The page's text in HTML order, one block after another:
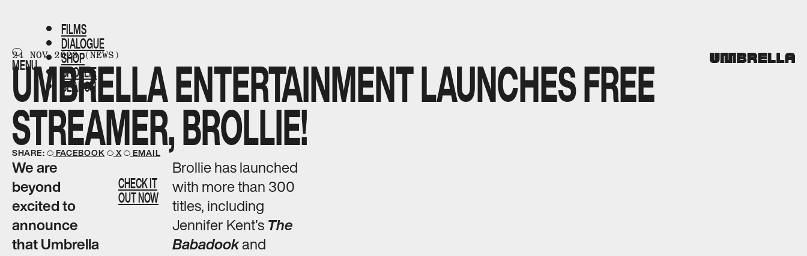
MENU
FILMS​​​​‌ ‍ ​‍​‍‌‍ ‌ ​‍‌‍‍‌‌‍‌ ‌‍‍‌‌‍ ‍​‍​‍​ ‍‍​‍​‍‌ ​ ‌‍​‌‌‍ ‍‌‍‍‌‌ ‌​‌ ‍‌​‍ ‍‌‍‍‌‌‍ ​‍​‍​‍ ​​‍​‍‌‍‍​‌ ​‍‌‍‌‌‌‍‌‍​‍​‍​ ‍‍​‍​‍‌‍‍​‌ ‌​‌ ‌​‌ ​​‌ ​ ​ ‍‍​‍ ​‍ ‌ ‌‌‌‍ ‌‌‍​‍‌ ​‍‌‍‌‌‌‍ ​‌‍ ​‌‍​‌​‍ ‍‌ ​ ‌‍​‌‌‍ ‍‌‍‍‌‌ ‌​‌ ‍‌​‍ ‍‌ ​ ‌ ‌​‌ ‌‌‌‍‌​‌‍‍‌‌‍ ​‍ ‌‍‍‌‌‍ ‍‌ ‌​‌‍‌‌‌‍ ‍‌ ‌​​‍ ‌‍‌‌‌‍‌​‌‍‍‌‌ ‌​​‍ ‌‍ ‌‌‍ ‌‍‌​‌‍‌‌​ ‌‌ ​​‌ ​‍‌‍‌‌‌ ​ ‌‍‌‌‌‍ ‍‌ ‌​‌‍​‌‌ ‌​‌‍‍‌‌‍ ‌‍ ‍​ ‍ ‌‍‍‌‌‍‌​​ ‌‌ ​ ‌‍‍‌‌ ‌​‌‍‌‌‌‌​ ‌‍‌‌‌ ‌​‌ ‌​‌‍‍‌‌‍ ‍‌‍‌ ‌ ​ ​ ‍ ‌ ‌​‌ ‍‌‌ ​​‌‍‌‌​ ‌‌ ​ ‌‍‍‌‌ ‌​‌‍‌‌‌‌​ ‌‍‌‌‌ ‌​‌ ‌​‌‍‍‌‌‍ ‍‌‍‌ ‌ ​ ​ ‍ ‌ ​​‌‍​‌‌ ‌​‌‍‍​​ ‌‌‍ ‌‌‍​‌‌‍‍‌‌‍ ‍‌​ ‍‌‍​‌‌ ‌‍‌‍‍‌‌‍‌ ‌‍​‌‌ ‌​‌‍‍‌‌‍ ‌‍ ‍​‍‌‌​ ‌‌‌​​‍‌‌ ‌‍‍ ‌‍‌‌‌ ‍‌​‍‌‌​ ​ ‌​‌​​‍‌‌​ ​ ‌​‌​​‍‌‌​ ​‍​ ​‍‌‍‌​​ ‍​​ ‌‌​ ​‌‌‍​‍‌‍​‌​ ‌‌‌‍​ ​‍ ‌​ ‍‌‌‍‌‍​ ‍‌​ ​‌​‍ ‌​ ‌​‌‍‌‌​ ​‌​ ​‌​‍ ‌‌‍​‌​ ‌ ​ ‍​​ ‍​​‍ ‌​ ​‌​ ‍‌‌‍‌‍​ ‍‌​ ‍​​ ​​​ ​‍‌‍​‍​ ‍‌‌‍‌‍​ ‌‍​ ‌‍​‍‌‌​ ​‍​ ​‍​‍‌‌​ ‌‌‌​‌​​‍ ‍‌ ‌​‌‍‍‌‌ ‌​‌‍ ​‌‍‌‌​ ‌‍​‍‌‍​‌‌ ​ ‌‍‌‌‌‌‌‌‌ ​‍‌‍ ​​ ‌‌‍‍​‌ ‌​‌ ‌​‌ ​​‌ ​ ​‍‌‌​ ​ ‌​​‌​‍‌‌​ ​‍‌​‌‍​‍‌‌​ ​‍‌​‌‍‌ ‌‌‌‍ ‌‌‍​‍‌ ​‍‌‍‌‌‌‍ ​‌‍ ​‌‍​‌​‍ ‍‌ ​ ‌‍​‌‌‍ ‍‌‍‍‌‌ ‌​‌ ‍‌​‍ ‍‌ ​ ‌ ‌​‌ ‌‌‌‍‌​‌‍‍‌‌‍ ​‍‌‍‌‍‍‌‌‍‌​​ ‌‌ ​ ‌‍‍‌‌ ‌​‌‍‌‌‌‌​ ‌‍‌‌‌ ‌​‌ ‌​‌‍‍‌‌‍ ‍‌‍‌ ‌ ​ ​‍‌‍‌ ‌​‌ ‍‌‌ ​​‌‍‌‌​ ‌‌ ​ ‌‍‍‌‌ ‌​‌‍‌‌‌‌​ ‌‍‌‌‌ ‌​‌ ‌​‌‍‍‌‌‍ ‍‌‍‌ ‌ ​ ​‍‌‍‌ ​​‌‍​‌‌ ‌​‌‍‍​​ ‌‌‍ ‌‌‍​‌‌‍‍‌‌‍ ‍‌​ ‍‌‍​‌‌ ‌‍‌‍‍‌‌‍‌ ‌‍​‌‌ ‌​‌‍‍‌‌‍ ‌‍ ‍​‍‌‌​ ‌‌‌​​‍‌‌ ‌‍‍ ‌‍‌‌‌ ‍‌​‍‌‌​ ​ ‌​‌​​‍‌‌​ ​ ‌​‌​​‍‌‌​ ​‍​ ​‍‌‍‌​​ ‍​​ ‌‌​ ​‌‌‍​‍‌‍​‌​ ‌‌‌‍​ ​‍ ‌​ ‍‌‌‍‌‍​ ‍‌​ ​‌​‍ ‌​ ‌​‌‍‌‌​ ​‌​ ​‌​‍ ‌‌‍​‌​ ‌ ​ ‍​​ ‍​​‍ ‌​ ​‌​ ‍‌‌‍‌‍​ ‍‌​ ‍​​ ​​​ ​‍‌‍​‍​ ‍‌‌‍‌‍​ ‌‍​ ‌‍​‍‌‌​ ​‍​ ​‍​‍‌‌​ ‌‌‌​‌​​‍ ‍‌ ‌​‌‍‍‌‌ ‌​‌‍ ​‌‍‌‌​‍‌‍‌ ​​‌‍‌‌‌ ​‍‌ ​ ‌ ​​‌‍‌‌‌‍​ ‌ ‌​‌‍‍‌‌ ‌‍‌‍‌‌​ ‌‌ ​​‌ ‌‌‌‍​‍‌‍ ​‌‍‍‌‌ ​ ‌‍‍​‌‍‌‌‌‍‌​​‍​‍‌ ‌
DIALOGUE​​​​‌ ‍ ​‍​‍‌‍ ‌ ​‍‌‍‍‌‌‍‌ ‌‍‍‌‌‍ ‍​‍​‍​ ‍‍​‍​‍‌ ​ ‌‍​‌‌‍ ‍‌‍‍‌‌ ‌​‌ ‍‌​‍ ‍‌‍‍‌‌‍ ​‍​‍​‍ ​​‍​‍‌‍‍​‌ ​‍‌‍‌‌‌‍‌‍​‍​‍​ ‍‍​‍​‍‌‍‍​‌ ‌​‌ ‌​‌ ​​‌ ​ ​ ‍‍​‍ ​‍ ‌ ‌‌‌‍ ‌‌‍​‍‌ ​‍‌‍‌‌‌‍ ​‌‍ ​‌‍​‌​‍ ‍‌ ​ ‌‍​‌‌‍ ‍‌‍‍‌‌ ‌​‌ ‍‌​‍ ‍‌ ​ ‌ ‌​‌ ‌‌‌‍‌​‌‍‍‌‌‍ ​‍ ‌‍‍‌‌‍ ‍‌ ‌​‌‍‌‌‌‍ ‍‌ ‌​​‍ ‌‍‌‌‌‍‌​‌‍‍‌‌ ‌​​‍ ‌‍ ‌‌‍ ‌‍‌​‌‍‌‌​ ‌‌ ​​‌ ​‍‌‍‌‌‌ ​ ‌‍‌‌‌‍ ‍‌ ‌​‌‍​‌‌ ‌​‌‍‍‌‌‍ ‌‍ ‍​ ‍ ‌‍‍‌‌‍‌​​ ‌‌ ​ ‌‍‍‌‌ ‌​‌‍‌‌‌‌​ ‌‍‌‌‌ ‌​‌ ‌​‌‍‍‌‌‍ ‍‌‍‌ ‌ ​ ​ ‍ ‌ ‌​‌ ‍‌‌ ​​‌‍‌‌​ ‌‌ ​ ‌‍‍‌‌ ‌​‌‍‌‌‌‌​ ‌‍‌‌‌ ‌​‌ ‌​‌‍‍‌‌‍ ‍‌‍‌ ‌ ​ ​ ‍ ‌ ​​‌‍​‌‌ ‌​‌‍‍​​ ‌‌‍ ‌‌‍​‌‌‍‍‌‌‍ ‍‌​ ‍‌‍​‌‌ ‌‍‌‍‍‌‌‍‌ ‌‍​‌‌ ‌​‌‍‍‌‌‍ ‌‍ ‍​‍‌‌​ ‌‌‌​​‍‌‌ ‌‍‍ ‌‍‌‌‌ ‍‌​‍‌‌​ ​ ‌​‌​​‍‌‌​ ​ ‌​‌​​‍‌‌​ ​‍​ ​‍​ ‌‌​ ​‌​ ​​‌‍​ ‌‍‌​‌‍​‍‌‍‌​‌‍​‌​‍ ‌​ ​​​ ‌‍‌‍​‌‌‍​ ​‍ ‌​ ‌​​ ​‍​ ‍‌​ ​‌​‍ ‌‌‍​‍‌‍‌​​ ​‌​ ‍‌​‍ ‌​ ‍‌​ ​​​ ​ ‌‍​‌‌‍​ ​ ​​​ ‌‍‌‍​‍​ ‍​​ ‌ ​ ‌​​ ​ ​‍‌‌​ ​‍​ ​‍​‍‌‌​ ‌‌‌​‌​​‍ ‍‌ ‌​‌‍‍‌‌ ‌​‌‍ ​‌‍‌‌​ ‌‍​‍‌‍​‌‌ ​ ‌‍‌‌‌‌‌‌‌ ​‍‌‍ ​​ ‌‌‍‍​‌ ‌​‌ ‌​‌ ​​‌ ​ ​‍‌‌​ ​ ‌​​‌​‍‌‌​ ​‍‌​‌‍​‍‌‌​ ​‍‌​‌‍‌ ‌‌‌‍ ‌‌‍​‍‌ ​‍‌‍‌‌‌‍ ​‌‍ ​‌‍​‌​‍ ‍‌ ​ ‌‍​‌‌‍ ‍‌‍‍‌‌ ‌​‌ ‍‌​‍ ‍‌ ​ ‌ ‌​‌ ‌‌‌‍‌​‌‍‍‌‌‍ ​‍‌‍‌‍‍‌‌‍‌​​ ‌‌ ​ ‌‍‍‌‌ ‌​‌‍‌‌‌‌​ ‌‍‌‌‌ ‌​‌ ‌​‌‍‍‌‌‍ ‍‌‍‌ ‌ ​ ​‍‌‍‌ ‌​‌ ‍‌‌ ​​‌‍‌‌​ ‌‌ ​ ‌‍‍‌‌ ‌​‌‍‌‌‌‌​ ‌‍‌‌‌ ‌​‌ ‌​‌‍‍‌‌‍ ‍‌‍‌ ‌ ​ ​‍‌‍‌ ​​‌‍​‌‌ ‌​‌‍‍​​ ‌‌‍ ‌‌‍​‌‌‍‍‌‌‍ ‍‌​ ‍‌‍​‌‌ ‌‍‌‍‍‌‌‍‌ ‌‍​‌‌ ‌​‌‍‍‌‌‍ ‌‍ ‍​‍‌‌​ ‌‌‌​​‍‌‌ ‌‍‍ ‌‍‌‌‌ ‍‌​‍‌‌​ ​ ‌​‌​​‍‌‌​ ​ ‌​‌​​‍‌‌​ ​‍​ ​‍​ ‌‌​ ​‌​ ​​‌‍​ ‌‍‌​‌‍​‍‌‍‌​‌‍​‌​‍ ‌​ ​​​ ‌‍‌‍​‌‌‍​ ​‍ ‌​ ‌​​ ​‍​ ‍‌​ ​‌​‍ ‌‌‍​‍‌‍‌​​ ​‌​ ‍‌​‍ ‌​ ‍‌​ ​​​ ​ ‌‍​‌‌‍​ ​ ​​​ ‌‍‌‍​‍​ ‍​​ ‌ ​ ‌​​ ​ ​‍‌‌​ ​‍​ ​‍​‍‌‌​ ‌‌‌​‌​​‍ ‍‌ ‌​‌‍‍‌‌ ‌​‌‍ ​‌‍‌‌​‍‌‍‌ ​​‌‍‌‌‌ ​‍‌ ​ ‌ ​​‌‍‌‌‌‍​ ‌ ‌​‌‍‍‌‌ ‌‍‌‍‌‌​ ‌‌ ​​‌ ‌‌‌‍​‍‌‍ ​‌‍‍‌‌ ​ ‌‍‍​‌‍‌‌‌‍‌​​‍​‍‌ ‌
SHOP​​​​‌ ‍ ​‍​‍‌‍ ‌ ​‍‌‍‍‌‌‍‌ ‌‍‍‌‌‍ ‍​‍​‍​ ‍‍​‍​‍‌ ​ ‌‍​‌‌‍ ‍‌‍‍‌‌ ‌​‌ ‍‌​‍ ‍‌‍‍‌‌‍ ​‍​‍​‍ ​​‍​‍‌‍‍​‌ ​‍‌‍‌‌‌‍‌‍​‍​‍​ ‍‍​‍​‍‌‍‍​‌ ‌​‌ ‌​‌ ​​‌ ​ ​ ‍‍​‍ ​‍ ‌ ‌‌‌‍ ‌‌‍​‍‌ ​‍‌‍‌‌‌‍ ​‌‍ ​‌‍​‌​‍ ‍‌ ​ ‌‍​‌‌‍ ‍‌‍‍‌‌ ‌​‌ ‍‌​‍ ‍‌ ​ ‌ ‌​‌ ‌‌‌‍‌​‌‍‍‌‌‍ ​‍ ‌‍‍‌‌‍ ‍‌ ‌​‌‍‌‌‌‍ ‍‌ ‌​​‍ ‌‍‌‌‌‍‌​‌‍‍‌‌ ‌​​‍ ‌‍ ‌‌‍ ‌‍‌​‌‍‌‌​ ‌‌ ​​‌ ​‍‌‍‌‌‌ ​ ‌‍‌‌‌‍ ‍‌ ‌​‌‍​‌‌ ‌​‌‍‍‌‌‍ ‌‍ ‍​ ‍ ‌‍‍‌‌‍‌​​ ‌‌ ​ ‌‍‍‌‌ ‌​‌‍‌‌‌‌​ ‌‍‌‌‌ ‌​‌ ‌​‌‍‍‌‌‍ ‍‌‍‌ ‌ ​ ​ ‍ ‌ ‌​‌ ‍‌‌ ​​‌‍‌‌​ ‌‌ ​ ‌‍‍‌‌ ‌​‌‍‌‌‌‌​ ‌‍‌‌‌ ‌​‌ ‌​‌‍‍‌‌‍ ‍‌‍‌ ‌ ​ ​ ‍ ‌ ​​‌‍​‌‌ ‌​‌‍‍​​ ‌‌‍ ‌‌‍​‌‌‍‍‌‌‍ ‍‌​ ‍‌‍​‌‌ ‌‍‌‍‍‌‌‍‌ ‌‍​‌‌ ‌​‌‍‍‌‌‍ ‌‍ ‍​‍‌‌​ ‌‌‌​​‍‌‌ ‌‍‍ ‌‍‌‌‌ ‍‌​‍‌‌​ ​ ‌​‌​​‍‌‌​ ​ ‌​‌​​‍‌‌​ ​‍​ ​‍​ ​​​ ‌‌‌‍​‌​ ​‌​ ‌ ‌‍​‍​ ‍‌​ ​ ​‍ ‌​ ​​​ ​‌​ ​‍​ ​​​‍ ‌​ ‌​​ ‌‌‌‍‌​​ ‌​​‍ ‌​ ‍​​ ‌‌‌‍‌​‌‍​‌​‍ ‌‌‍‌‌​ ​‍​ ​ ​ ‌ ​ ‍​‌‍​ ‌‍‌‍​ ​ ​ ‌‍​ ‌‌​ ‌‍‌‍‌​​‍‌‌​ ​‍​ ​‍​‍‌‌​ ‌‌‌​‌​​‍ ‍‌ ‌​‌‍‍‌‌ ‌​‌‍ ​‌‍‌‌​ ‌‍​‍‌‍​‌‌ ​ ‌‍‌‌‌‌‌‌‌ ​‍‌‍ ​​ ‌‌‍‍​‌ ‌​‌ ‌​‌ ​​‌ ​ ​‍‌‌​ ​ ‌​​‌​‍‌‌​ ​‍‌​‌‍​‍‌‌​ ​‍‌​‌‍‌ ‌‌‌‍ ‌‌‍​‍‌ ​‍‌‍‌‌‌‍ ​‌‍ ​‌‍​‌​‍ ‍‌ ​ ‌‍​‌‌‍ ‍‌‍‍‌‌ ‌​‌ ‍‌​‍ ‍‌ ​ ‌ ‌​‌ ‌‌‌‍‌​‌‍‍‌‌‍ ​‍‌‍‌‍‍‌‌‍‌​​ ‌‌ ​ ‌‍‍‌‌ ‌​‌‍‌‌‌‌​ ‌‍‌‌‌ ‌​‌ ‌​‌‍‍‌‌‍ ‍‌‍‌ ‌ ​ ​‍‌‍‌ ‌​‌ ‍‌‌ ​​‌‍‌‌​ ‌‌ ​ ‌‍‍‌‌ ‌​‌‍‌‌‌‌​ ‌‍‌‌‌ ‌​‌ ‌​‌‍‍‌‌‍ ‍‌‍‌ ‌ ​ ​‍‌‍‌ ​​‌‍​‌‌ ‌​‌‍‍​​ ‌‌‍ ‌‌‍​‌‌‍‍‌‌‍ ‍‌​ ‍‌‍​‌‌ ‌‍‌‍‍‌‌‍‌ ‌‍​‌‌ ‌​‌‍‍‌‌‍ ‌‍ ‍​‍‌‌​ ‌‌‌​​‍‌‌ ‌‍‍ ‌‍‌‌‌ ‍‌​‍‌‌​ ​ ‌​‌​​‍‌‌​ ​ ‌​‌​​‍‌‌​ ​‍​ ​‍​ ​​​ ‌‌‌‍​‌​ ​‌​ ‌ ‌‍​‍​ ‍‌​ ​ ​‍ ‌​ ​​​ ​‌​ ​‍​ ​​​‍ ‌​ ‌​​ ‌‌‌‍‌​​ ‌​​‍ ‌​ ‍​​ ‌‌‌‍‌​‌‍​‌​‍ ‌‌‍‌‌​ ​‍​ ​ ​ ‌ ​ ‍​‌‍​ ‌‍‌‍​ ​ ​ ‌‍​ ‌‌​ ‌‍‌‍‌​​‍‌‌​ ​‍​ ​‍​‍‌‌​ ‌‌‌​‌​​‍ ‍‌ ‌​‌‍‍‌‌ ‌​‌‍ ​‌‍‌‌​‍‌‍‌ ​​‌‍‌‌‌ ​‍‌ ​ ‌ ​​‌‍‌‌‌‍​ ‌ ‌​‌‍‍‌‌ ‌‍‌‍‌‌​ ‌‌ ​​‌ ‌‌‌‍​‍‌‍ ​‌‍‍‌‌ ​ ‌‍‍​‌‍‌‌‌‍‌​​‍​‍‌ ‌
BROLLIE​​​​‌ ‍ ​‍​‍‌‍ ‌ ​‍‌‍‍‌‌‍‌ ‌‍‍‌‌‍ ‍​‍​‍​ ‍‍​‍​‍‌ ​ ‌‍​‌‌‍ ‍‌‍‍‌‌ ‌​‌ ‍‌​‍ ‍‌‍‍‌‌‍ ​‍​‍​‍ ​​‍​‍‌‍‍​‌ ​‍‌‍‌‌‌‍‌‍​‍​‍​ ‍‍​‍​‍‌‍‍​‌ ‌​‌ ‌​‌ ​​‌ ​ ​ ‍‍​‍ ​‍ ‌ ‌‌‌‍ ‌‌‍​‍‌ ​‍‌‍‌‌‌‍ ​‌‍ ​‌‍​‌​‍ ‍‌ ​ ‌‍​‌‌‍ ‍‌‍‍‌‌ ‌​‌ ‍‌​‍ ‍‌ ​ ‌ ‌​‌ ‌‌‌‍‌​‌‍‍‌‌‍ ​‍ ‌‍‍‌‌‍ ‍‌ ‌​‌‍‌‌‌‍ ‍‌ ‌​​‍ ‌‍‌‌‌‍‌​‌‍‍‌‌ ‌​​‍ ‌‍ ‌‌‍ ‌‍‌​‌‍‌‌​ ‌‌ ​​‌ ​‍‌‍‌‌‌ ​ ‌‍‌‌‌‍ ‍‌ ‌​‌‍​‌‌ ‌​‌‍‍‌‌‍ ‌‍ ‍​ ‍ ‌‍‍‌‌‍‌​​ ‌‌ ​ ‌‍‍‌‌ ‌​‌‍‌‌‌‌​ ‌‍‌‌‌ ‌​‌ ‌​‌‍‍‌‌‍ ‍‌‍‌ ‌ ​ ​ ‍ ‌ ‌​‌ ‍‌‌ ​​‌‍‌‌​ ‌‌ ​ ‌‍‍‌‌ ‌​‌‍‌‌‌‌​ ‌‍‌‌‌ ‌​‌ ‌​‌‍‍‌‌‍ ‍‌‍‌ ‌ ​ ​ ‍ ‌ ​​‌‍​‌‌ ‌​‌‍‍​​ ‌‌‍ ‌‌‍​‌‌‍‍‌‌‍ ‍‌​ ‍‌‍​‌‌ ‌‍‌‍‍‌‌‍‌ ‌‍​‌‌ ‌​‌‍‍‌‌‍ ‌‍ ‍​‍‌‌​ ‌‌‌​​‍‌‌ ‌‍‍ ‌‍‌‌‌ ‍‌​‍‌‌​ ​ ‌​‌​​‍‌‌​ ​ ‌​‌​​‍‌‌​ ​‍​ ​‍‌‍‌‍​ ‍‌​ ‌​‌‍​‍​ ‍‌​ ‌​​ ​​​ ‌​​‍ ‌‌‍​‍​ ​‍​ ‍‌​ ‌ ​‍ ‌​ ‌​​ ​‌‌‍‌‌​ ​‌​‍ ‌​ ‍‌‌‍‌‌‌‍​‌​ ​​​‍ ‌​ ‍​​ ‍​​ ​‍​ ​‌​ ​​​ ​​​ ‌​‌‍​‍‌‍‌​‌‍‌‍​ ‍​​ ‍​​‍‌‌​ ​‍​ ​‍​‍‌‌​ ‌‌‌​‌​​‍ ‍‌ ‌​‌‍‍‌‌ ‌​‌‍ ​‌‍‌‌​ ‌‍​‍‌‍​‌‌ ​ ‌‍‌‌‌‌‌‌‌ ​‍‌‍ ​​ ‌‌‍‍​‌ ‌​‌ ‌​‌ ​​‌ ​ ​‍‌‌​ ​ ‌​​‌​‍‌‌​ ​‍‌​‌‍​‍‌‌​ ​‍‌​‌‍‌ ‌‌‌‍ ‌‌‍​‍‌ ​‍‌‍‌‌‌‍ ​‌‍ ​‌‍​‌​‍ ‍‌ ​ ‌‍​‌‌‍ ‍‌‍‍‌‌ ‌​‌ ‍‌​‍ ‍‌ ​ ‌ ‌​‌ ‌‌‌‍‌​‌‍‍‌‌‍ ​‍‌‍‌‍‍‌‌‍‌​​ ‌‌ ​ ‌‍‍‌‌ ‌​‌‍‌‌‌‌​ ‌‍‌‌‌ ‌​‌ ‌​‌‍‍‌‌‍ ‍‌‍‌ ‌ ​ ​‍‌‍‌ ‌​‌ ‍‌‌ ​​‌‍‌‌​ ‌‌ ​ ‌‍‍‌‌ ‌​‌‍‌‌‌‌​ ‌‍‌‌‌ ‌​‌ ‌​‌‍‍‌‌‍ ‍‌‍‌ ‌ ​ ​‍‌‍‌ ​​‌‍​‌‌ ‌​‌‍‍​​ ‌‌‍ ‌‌‍​‌‌‍‍‌‌‍ ‍‌​ ‍‌‍​‌‌ ‌‍‌‍‍‌‌‍‌ ‌‍​‌‌ ‌​‌‍‍‌‌‍ ‌‍ ‍​‍‌‌​ ‌‌‌​​‍‌‌ ‌‍‍ ‌‍‌‌‌ ‍‌​‍‌‌​ ​ ‌​‌​​‍‌‌​ ​ ‌​‌​​‍‌‌​ ​‍​ ​‍‌‍‌‍​ ‍‌​ ‌​‌‍​‍​ ‍‌​ ‌​​ ​​​ ‌​​‍ ‌‌‍​‍​ ​‍​ ‍‌​ ‌ ​‍ ‌​ ‌​​ ​‌‌‍‌‌​ ​‌​‍ ‌​ ‍‌‌‍‌‌‌‍​‌​ ​​​‍ ‌​ ‍​​ ‍​​ ​‍​ ​‌​ ​​​ ​​​ ‌​‌‍​‍‌‍‌​‌‍‌‍​ ‍​​ ‍​​‍‌‌​ ​‍​ ​‍​‍‌‌​ ‌‌‌​‌​​‍ ‍‌ ‌​‌‍‍‌‌ ‌​‌‍ ​‌‍‌‌​‍‌‍‌ ​​‌‍‌‌‌ ​‍‌ ​ ‌ ​​‌‍‌‌‌‍​ ‌ ‌​‌‍‍‌‌ ‌‍‌‍‌‌​ ‌‌ ​​‌ ‌‌‌‍​‍‌‍ ​‌‍‍‌‌ ​ ‌‍‍​‌‍‌‌‌‍‌​​‍​‍‌ ‌
SEARCH
FILMS​​​​‌ ‍ ​‍​‍‌‍ ‌ ​‍‌‍‍‌‌‍‌ ‌‍‍‌‌‍ ‍​‍​‍​ ‍‍​‍​‍‌ ​ ‌‍​‌‌‍ ‍‌‍‍‌‌ ‌​‌ ‍‌​‍ ‍‌‍‍‌‌‍ ​‍​‍​‍ ​​‍​‍‌‍‍​‌ ​‍‌‍‌‌‌‍‌‍​‍​‍​ ‍‍​‍​‍‌‍‍​‌ ‌​‌ ‌​‌ ​​‌ ​ ​ ‍‍​‍ ​‍ ‌ ‌‌‌‍ ‌‌‍​‍‌ ​‍‌‍‌‌‌‍ ​‌‍ ​‌‍​‌​‍ ‍‌ ​ ‌‍​‌‌‍ ‍‌‍‍‌‌ ‌​‌ ‍‌​‍ ‍‌ ​ ‌ ‌​‌ ‌‌‌‍‌​‌‍‍‌‌‍ ​‍ ‌‍‍‌‌‍ ‍‌ ‌​‌‍‌‌‌‍ ‍‌ ‌​​‍ ‌‍‌‌‌‍‌​‌‍‍‌‌ ‌​​‍ ‌‍ ‌‌‍ ‌‍‌​‌‍‌‌​ ‌‌ ​​‌ ​‍‌‍‌‌‌ ​ ‌‍‌‌‌‍ ‍‌ ‌​‌‍​‌‌ ‌​‌‍‍‌‌‍ ‌‍ ‍​ ‍ ‌‍‍‌‌‍‌​​ ‌‌ ​ ‌‍‍‌‌ ‌​‌‍‌‌‌‌​ ‌‍‌‌‌ ‌​‌ ‌​‌‍‍‌‌‍ ‍‌‍‌ ‌ ​ ​ ‍ ‌ ‌​‌ ‍‌‌ ​​‌‍‌‌​ ‌‌ ​ ‌‍‍‌‌ ‌​‌‍‌‌‌‌​ ‌‍‌‌‌ ‌​‌ ‌​‌‍‍‌‌‍ ‍‌‍‌ ‌ ​ ​ ‍ ‌ ​​‌‍​‌‌ ‌​‌‍‍​​ ‌‌‍ ‌‌‍‌‌‌‍ ‍‌ ‌‌‌​ ‍‌‍​‌‌ ‌‍‌‍‍‌‌‍‌ ‌‍​‌‌ ‌​‌‍‍‌‌‍ ‌‍ ‍​‍‌‌​ ‌‌‌​​‍‌‌ ‌‍‍ ‌‍‌‌‌ ‍‌​‍‌‌​ ​ ‌​‌​​‍‌‌​ ​ ‌​‌​​‍‌‌​ ​‍​ ​‍​ ‌‌​ ​​​ ​‌‌‍‌‍‌‍​‍​ ​‌‌‍​‍‌‍‌‌​‍ ‌​ ​‍‌‍‌‍​ ​ ‌‍​‍​‍ ‌​ ‌​‌‍‌‍‌‍​‍​ ‌ ​‍ ‌‌‍​‍​ ​‌​ ‌​​ ‍​​‍ ‌‌‍​‍​ ‌​​ ​​‌‍​ ​ ​​​ ​​‌‍​ ​ ​ ​ ‌‌​ ‍​​ ‌‌​ ‌‍​‍‌‌​ ​‍​ ​‍​‍‌‌​ ‌‌‌​‌​​‍ ‍‌ ‌​‌‍‍‌‌ ‌​‌‍ ​‌‍‌‌​ ‌‍​‍‌‍​‌‌ ​ ‌‍‌‌‌‌‌‌‌ ​‍‌‍ ​​ ‌‌‍‍​‌ ‌​‌ ‌​‌ ​​‌ ​ ​‍‌‌​ ​ ‌​​‌​‍‌‌​ ​‍‌​‌‍​‍‌‌​ ​‍‌​‌‍‌ ‌‌‌‍ ‌‌‍​‍‌ ​‍‌‍‌‌‌‍ ​‌‍ ​‌‍​‌​‍ ‍‌ ​ ‌‍​‌‌‍ ‍‌‍‍‌‌ ‌​‌ ‍‌​‍ ‍‌ ​ ‌ ‌​‌ ‌‌‌‍‌​‌‍‍‌‌‍ ​‍‌‍‌‍‍‌‌‍‌​​ ‌‌ ​ ‌‍‍‌‌ ‌​‌‍‌‌‌‌​ ‌‍‌‌‌ ‌​‌ ‌​‌‍‍‌‌‍ ‍‌‍‌ ‌ ​ ​‍‌‍‌ ‌​‌ ‍‌‌ ​​‌‍‌‌​ ‌‌ ​ ‌‍‍‌‌ ‌​‌‍‌‌‌‌​ ‌‍‌‌‌ ‌​‌ ‌​‌‍‍‌‌‍ ‍‌‍‌ ‌ ​ ​‍‌‍‌ ​​‌‍​‌‌ ‌​‌‍‍​​ ‌‌‍ ‌‌‍‌‌‌‍ ‍‌ ‌‌‌​ ‍‌‍​‌‌ ‌‍‌‍‍‌‌‍‌ ‌‍​‌‌ ‌​‌‍‍‌‌‍ ‌‍ ‍​‍‌‌​ ‌‌‌​​‍‌‌ ‌‍‍ ‌‍‌‌‌ ‍‌​‍‌‌​ ​ ‌​‌​​‍‌‌​ ​ ‌​‌​​‍‌‌​ ​‍​ ​‍​ ‌‌​ ​​​ ​‌‌‍‌‍‌‍​‍​ ​‌‌‍​‍‌‍‌‌​‍ ‌​ ​‍‌‍‌‍​ ​ ‌‍​‍​‍ ‌​ ‌​‌‍‌‍‌‍​‍​ ‌ ​‍ ‌‌‍​‍​ ​‌​ ‌​​ ‍​​‍ ‌‌‍​‍​ ‌​​ ​​‌‍​ ​ ​​​ ​​‌‍​ ​ ​ ​ ‌‌​ ‍​​ ‌‌​ ‌‍​‍‌‌​ ​‍​ ​‍​‍‌‌​ ‌‌‌​‌​​‍ ‍‌ ‌​‌‍‍‌‌ ‌​‌‍ ​‌‍‌‌​‍‌‍‌ ​​‌‍‌‌‌ ​‍‌ ​ ‌ ​​‌‍‌‌‌‍​ ‌ ‌​‌‍‍‌‌ ‌‍‌‍‌‌​ ‌‌ ​​‌ ‌‌‌‍​‍‌‍ ​‌‍‍‌‌ ​ ‌‍‍​‌‍‌‌‌‍‌​​‍​‍‌ ‌
DIALOGUE​​​​‌ ‍ ​‍​‍‌‍ ‌ ​‍‌‍‍‌‌‍‌ ‌‍‍‌‌‍ ‍​‍​‍​ ‍‍​‍​‍‌ ​ ‌‍​‌‌‍ ‍‌‍‍‌‌ ‌​‌ ‍‌​‍ ‍‌‍‍‌‌‍ ​‍​‍​‍ ​​‍​‍‌‍‍​‌ ​‍‌‍‌‌‌‍‌‍​‍​‍​ ‍‍​‍​‍‌‍‍​‌ ‌​‌ ‌​‌ ​​‌ ​ ​ ‍‍​‍ ​‍ ‌ ‌‌‌‍ ‌‌‍​‍‌ ​‍‌‍‌‌‌‍ ​‌‍ ​‌‍​‌​‍ ‍‌ ​ ‌‍​‌‌‍ ‍‌‍‍‌‌ ‌​‌ ‍‌​‍ ‍‌ ​ ‌ ‌​‌ ‌‌‌‍‌​‌‍‍‌‌‍ ​‍ ‌‍‍‌‌‍ ‍‌ ‌​‌‍‌‌‌‍ ‍‌ ‌​​‍ ‌‍‌‌‌‍‌​‌‍‍‌‌ ‌​​‍ ‌‍ ‌‌‍ ‌‍‌​‌‍‌‌​ ‌‌ ​​‌ ​‍‌‍‌‌‌ ​ ‌‍‌‌‌‍ ‍‌ ‌​‌‍​‌‌ ‌​‌‍‍‌‌‍ ‌‍ ‍​ ‍ ‌‍‍‌‌‍‌​​ ‌‌ ​ ‌‍‍‌‌ ‌​‌‍‌‌‌‌​ ‌‍‌‌‌ ‌​‌ ‌​‌‍‍‌‌‍ ‍‌‍‌ ‌ ​ ​ ‍ ‌ ‌​‌ ‍‌‌ ​​‌‍‌‌​ ‌‌ ​ ‌‍‍‌‌ ‌​‌‍‌‌‌‌​ ‌‍‌‌‌ ‌​‌ ‌​‌‍‍‌‌‍ ‍‌‍‌ ‌ ​ ​ ‍ ‌ ​​‌‍​‌‌ ‌​‌‍‍​​ ‌‌‍ ‌‌‍‌‌‌‍ ‍‌ ‌‌‌​ ‍‌‍​‌‌ ‌‍‌‍‍‌‌‍‌ ‌‍​‌‌ ‌​‌‍‍‌‌‍ ‌‍ ‍​‍‌‌​ ‌‌‌​​‍‌‌ ‌‍‍ ‌‍‌‌‌ ‍‌​‍‌‌​ ​ ‌​‌​​‍‌‌​ ​ ‌​‌​​‍‌‌​ ​‍​ ​‍‌‍​‍​ ​‍​ ‌ ‌‍​‌‌‍​‍​ ​‍​ ‌‍‌‍​‌​‍ ‌‌‍‌‌​ ​‌​ ​ ‌‍​ ​‍ ‌​ ‌​​ ‍​​ ‍​​ ‌‌​‍ ‌‌‍​‍​ ​‌​ ​ ​ ‌‍​‍ ‌​ ​ ​ ‌​‌‍‌​​ ‍​​ ​‌​ ​‌‌‍​‍‌‍​‍​ ‌‌‌‍‌‍​ ‌ ‌‍​‍​‍‌‌​ ​‍​ ​‍​‍‌‌​ ‌‌‌​‌​​‍ ‍‌ ‌​‌‍‍‌‌ ‌​‌‍ ​‌‍‌‌​ ‌‍​‍‌‍​‌‌ ​ ‌‍‌‌‌‌‌‌‌ ​‍‌‍ ​​ ‌‌‍‍​‌ ‌​‌ ‌​‌ ​​‌ ​ ​‍‌‌​ ​ ‌​​‌​‍‌‌​ ​‍‌​‌‍​‍‌‌​ ​‍‌​‌‍‌ ‌‌‌‍ ‌‌‍​‍‌ ​‍‌‍‌‌‌‍ ​‌‍ ​‌‍​‌​‍ ‍‌ ​ ‌‍​‌‌‍ ‍‌‍‍‌‌ ‌​‌ ‍‌​‍ ‍‌ ​ ‌ ‌​‌ ‌‌‌‍‌​‌‍‍‌‌‍ ​‍‌‍‌‍‍‌‌‍‌​​ ‌‌ ​ ‌‍‍‌‌ ‌​‌‍‌‌‌‌​ ‌‍‌‌‌ ‌​‌ ‌​‌‍‍‌‌‍ ‍‌‍‌ ‌ ​ ​‍‌‍‌ ‌​‌ ‍‌‌ ​​‌‍‌‌​ ‌‌ ​ ‌‍‍‌‌ ‌​‌‍‌‌‌‌​ ‌‍‌‌‌ ‌​‌ ‌​‌‍‍‌‌‍ ‍‌‍‌ ‌ ​ ​‍‌‍‌ ​​‌‍​‌‌ ‌​‌‍‍​​ ‌‌‍ ‌‌‍‌‌‌‍ ‍‌ ‌‌‌​ ‍‌‍​‌‌ ‌‍‌‍‍‌‌‍‌ ‌‍​‌‌ ‌​‌‍‍‌‌‍ ‌‍ ‍​‍‌‌​ ‌‌‌​​‍‌‌ ‌‍‍ ‌‍‌‌‌ ‍‌​‍‌‌​ ​ ‌​‌​​‍‌‌​ ​ ‌​‌​​‍‌‌​ ​‍​ ​‍‌‍​‍​ ​‍​ ‌ ‌‍​‌‌‍​‍​ ​‍​ ‌‍‌‍​‌​‍ ‌‌‍‌‌​ ​‌​ ​ ‌‍​ ​‍ ‌​ ‌​​ ‍​​ ‍​​ ‌‌​‍ ‌‌‍​‍​ ​‌​ ​ ​ ‌‍​‍ ‌​ ​ ​ ‌​‌‍‌​​ ‍​​ ​‌​ ​‌‌‍​‍‌‍​‍​ ‌‌‌‍‌‍​ ‌ ‌‍​‍​‍‌‌​ ​‍​ ​‍​‍‌‌​ ‌‌‌​‌​​‍ ‍‌ ‌​‌‍‍‌‌ ‌​‌‍ ​‌‍‌‌​‍‌‍‌ ​​‌‍‌‌‌ ​‍‌ ​ ‌ ​​‌‍‌‌‌‍​ ‌ ‌​‌‍‍‌‌ ‌‍‌‍‌‌​ ‌‌ ​​‌ ‌‌‌‍​‍‌‍ ​‌‍‍‌‌ ​ ‌‍‍​‌‍‌‌‌‍‌​​‍​‍‌ ‌
SHOP​​​​‌ ‍ ​‍​‍‌‍ ‌ ​‍‌‍‍‌‌‍‌ ‌‍‍‌‌‍ ‍​‍​‍​ ‍‍​‍​‍‌ ​ ‌‍​‌‌‍ ‍‌‍‍‌‌ ‌​‌ ‍‌​‍ ‍‌‍‍‌‌‍ ​‍​‍​‍ ​​‍​‍‌‍‍​‌ ​‍‌‍‌‌‌‍‌‍​‍​‍​ ‍‍​‍​‍‌‍‍​‌ ‌​‌ ‌​‌ ​​‌ ​ ​ ‍‍​‍ ​‍ ‌ ‌‌‌‍ ‌‌‍​‍‌ ​‍‌‍‌‌‌‍ ​‌‍ ​‌‍​‌​‍ ‍‌ ​ ‌‍​‌‌‍ ‍‌‍‍‌‌ ‌​‌ ‍‌​‍ ‍‌ ​ ‌ ‌​‌ ‌‌‌‍‌​‌‍‍‌‌‍ ​‍ ‌‍‍‌‌‍ ‍‌ ‌​‌‍‌‌‌‍ ‍‌ ‌​​‍ ‌‍‌‌‌‍‌​‌‍‍‌‌ ‌​​‍ ‌‍ ‌‌‍ ‌‍‌​‌‍‌‌​ ‌‌ ​​‌ ​‍‌‍‌‌‌ ​ ‌‍‌‌‌‍ ‍‌ ‌​‌‍​‌‌ ‌​‌‍‍‌‌‍ ‌‍ ‍​ ‍ ‌‍‍‌‌‍‌​​ ‌‌ ​ ‌‍‍‌‌ ‌​‌‍‌‌‌‌​ ‌‍‌‌‌ ‌​‌ ‌​‌‍‍‌‌‍ ‍‌‍‌ ‌ ​ ​ ‍ ‌ ‌​‌ ‍‌‌ ​​‌‍‌‌​ ‌‌ ​ ‌‍‍‌‌ ‌​‌‍‌‌‌‌​ ‌‍‌‌‌ ‌​‌ ‌​‌‍‍‌‌‍ ‍‌‍‌ ‌ ​ ​ ‍ ‌ ​​‌‍​‌‌ ‌​‌‍‍​​ ‌‌‍ ‌‌‍‌‌‌‍ ‍‌ ‌‌‌​ ‍‌‍​‌‌ ‌‍‌‍‍‌‌‍‌ ‌‍​‌‌ ‌​‌‍‍‌‌‍ ‌‍ ‍​‍‌‌​ ‌‌‌​​‍‌‌ ‌‍‍ ‌‍‌‌‌ ‍‌​‍‌‌​ ​ ‌​‌​​‍‌‌​ ​ ‌​‌​​‍‌‌​ ​‍​ ​‍​ ​‍​ ​‍‌‍​‍‌‍​‍‌‍​‌‌‍‌‍​ ​​​ ​​​‍ ‌‌‍​‌‌‍‌‍​ ​ ​ ‌‍​‍ ‌​ ‌​‌‍‌‍​ ​ ​ ‌​​‍ ‌​ ‍‌‌‍‌​‌‍​‍​ ‌‌​‍ ‌​ ​ ​ ​‌​ ​‌‌‍​ ​ ‍​​ ‌ ‌‍​ ​ ‍​‌‍‌​​ ‌‍​ ‌ ‌‍​ ​‍‌‌​ ​‍​ ​‍​‍‌‌​ ‌‌‌​‌​​‍ ‍‌ ‌​‌‍‍‌‌ ‌​‌‍ ​‌‍‌‌​ ‌‍​‍‌‍​‌‌ ​ ‌‍‌‌‌‌‌‌‌ ​‍‌‍ ​​ ‌‌‍‍​‌ ‌​‌ ‌​‌ ​​‌ ​ ​‍‌‌​ ​ ‌​​‌​‍‌‌​ ​‍‌​‌‍​‍‌‌​ ​‍‌​‌‍‌ ‌‌‌‍ ‌‌‍​‍‌ ​‍‌‍‌‌‌‍ ​‌‍ ​‌‍​‌​‍ ‍‌ ​ ‌‍​‌‌‍ ‍‌‍‍‌‌ ‌​‌ ‍‌​‍ ‍‌ ​ ‌ ‌​‌ ‌‌‌‍‌​‌‍‍‌‌‍ ​‍‌‍‌‍‍‌‌‍‌​​ ‌‌ ​ ‌‍‍‌‌ ‌​‌‍‌‌‌‌​ ‌‍‌‌‌ ‌​‌ ‌​‌‍‍‌‌‍ ‍‌‍‌ ‌ ​ ​‍‌‍‌ ‌​‌ ‍‌‌ ​​‌‍‌‌​ ‌‌ ​ ‌‍‍‌‌ ‌​‌‍‌‌‌‌​ ‌‍‌‌‌ ‌​‌ ‌​‌‍‍‌‌‍ ‍‌‍‌ ‌ ​ ​‍‌‍‌ ​​‌‍​‌‌ ‌​‌‍‍​​ ‌‌‍ ‌‌‍‌‌‌‍ ‍‌ ‌‌‌​ ‍‌‍​‌‌ ‌‍‌‍‍‌‌‍‌ ‌‍​‌‌ ‌​‌‍‍‌‌‍ ‌‍ ‍​‍‌‌​ ‌‌‌​​‍‌‌ ‌‍‍ ‌‍‌‌‌ ‍‌​‍‌‌​ ​ ‌​‌​​‍‌‌​ ​ ‌​‌​​‍‌‌​ ​‍​ ​‍​ ​‍​ ​‍‌‍​‍‌‍​‍‌‍​‌‌‍‌‍​ ​​​ ​​​‍ ‌‌‍​‌‌‍‌‍​ ​ ​ ‌‍​‍ ‌​ ‌​‌‍‌‍​ ​ ​ ‌​​‍ ‌​ ‍‌‌‍‌​‌‍​‍​ ‌‌​‍ ‌​ ​ ​ ​‌​ ​‌‌‍​ ​ ‍​​ ‌ ‌‍​ ​ ‍​‌‍‌​​ ‌‍​ ‌ ‌‍​ ​‍‌‌​ ​‍​ ​‍​‍‌‌​ ‌‌‌​‌​​‍ ‍‌ ‌​‌‍‍‌‌ ‌​‌‍ ​‌‍‌‌​‍‌‍‌ ​​‌‍‌‌‌ ​‍‌ ​ ‌ ​​‌‍‌‌‌‍​ ‌ ‌​‌‍‍‌‌ ‌‍‌‍‌‌​ ‌‌ ​​‌ ‌‌‌‍​‍‌‍ ​‌‍‍‌‌ ​ ‌‍‍​‌‍‌‌‌‍‌​​‍​‍‌ ‌
24 NOV 2023(NEWS)
UMBRELLA ENTERTAINMENT LAUNCHES FREE
STREAMER, BROLLIE!
SHARE: FACEBOOK X EMAIL
We are
beyond
excited to
announce
that Umbrella
CHECK IT
OUT NOW
Brollie has launched
with more than 300
titles, including
Jennifer Kent’sThe
Babadookand